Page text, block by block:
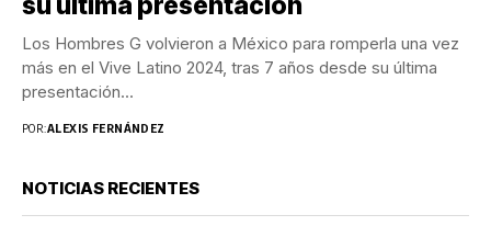
Los Hombres G volvieron a México para romperla una vez
más en el Vive Latino 2024, tras 7 años desde su última
presentación...
POR:ALEXIS FERNÁNDEZ
NOTICIAS RECIENTES